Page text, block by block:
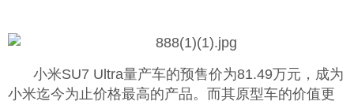
小米SU7 Ultra量产车的预售价为81.49万元，成为
小米迄今为止价格最高的产品。而其原型车的价值更